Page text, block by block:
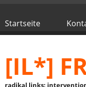
Hauptmenü
Startseite
[IL*]
radikal links: